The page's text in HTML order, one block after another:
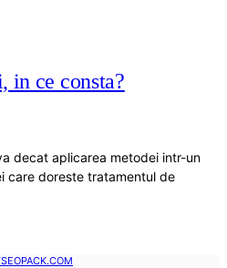
in ce consta?
decat aplicarea metodei intr-un
care doreste tratamentul de